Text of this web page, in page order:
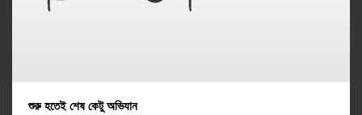
শুরু হতেই শেষ কেটু অভিযান